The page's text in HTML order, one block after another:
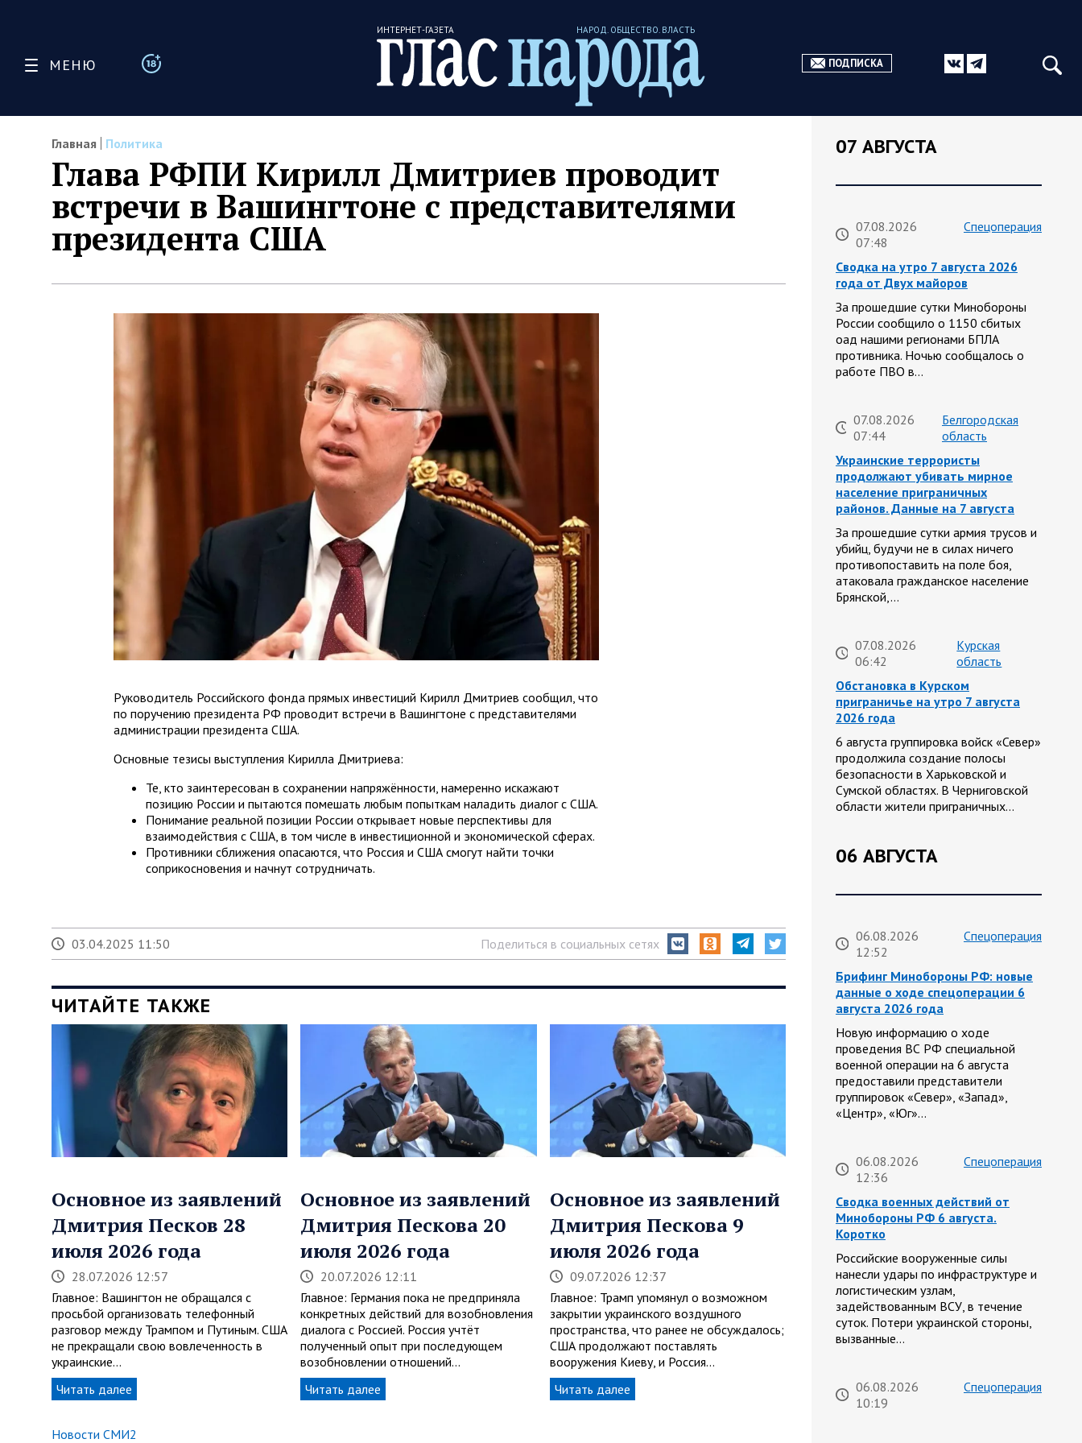
МЕНЮ
ИНТЕРНЕТ-ГАЗЕТА НАРОД. ОБЩЕСТВО. ВЛАСТЬ
ПОДПИСКА
Главная Политика
Глава РФПИ Кирилл Дмитриев проводит
встречи в Вашингтоне с представителями
президента США
Руководитель Российского фонда прямых инвестиций Кирилл Дмитриев сообщил, что
по поручению президента РФ проводит встречи в Вашингтоне с представителями
администрации президента США.
Основные тезисы выступления Кирилла Дмитриева:
Те, кто заинтересован в сохранении напряжённости, намеренно искажают
позицию России и пытаются помешать любым попыткам наладить диалог с США.
Понимание реальной позиции России открывает новые перспективы для
взаимодействия с США, в том числе в инвестиционной и экономической сферах.
Противники сближения опасаются, что Россия и США смогут найти точки
соприкосновения и начнут сотрудничать.
03.04.2025 11:50 Поделиться в социальных сетях
ЧИТАЙТЕ ТАКЖЕ
Основное из заявлений
Дмитрия Песков 28
июля 2026 года
28.07.2026 12:57
Главное: Вашингтон не обращался с
просьбой организовать телефонный
разговор между Трампом и Путиным. США
не прекращали свою вовлеченность в
украинские…
Читать далее
Основное из заявлений
Дмитрия Пескова 20
июля 2026 года
20.07.2026 12:11
Главное: Германия пока не предприняла
конкретных действий для возобновления
диалога с Россией. Россия учтёт
полученный опыт при последующем
возобновлении отношений…
Читать далее
Основное из заявлений
Дмитрия Пескова 9
июля 2026 года
09.07.2026 12:37
Главное: Трамп упомянул о возможном
закрытии украинского воздушного
пространства, что ранее не обсуждалось;
США продолжают поставлять
вооружения Киеву, и Россия…
Читать далее
Новости СМИ2
07 АВГУСТА
07.08.2026
07:48
Спецоперация
Сводка на утро 7 августа 2026
года от Двух майоров
За прошедшие сутки Минобороны
России сообщило о 1150 сбитых
оад нашими регионами БПЛА
противника. Ночью сообщалось о
работе ПВО в…
07.08.2026
07:44
Белгородская
область
Украинские террористы
продолжают убивать мирное
население приграничных
районов. Данные на 7 августа
За прошедшие сутки армия трусов и
убийц, будучи не в силах ничего
противопоставить на поле боя,
атаковала гражданское население
Брянской,…
07.08.2026
06:42
Курская
область
Обстановка в Курском
приграничье на утро 7 августа
2026 года
6 августа группировка войск «Север»
продолжила создание полосы
безопасности в Харьковской и
Сумской областях. В Черниговской
области жители приграничных…
06 АВГУСТА
06.08.2026
12:52
Спецоперация
Брифинг Минобороны РФ: новые
данные о ходе спецоперации 6
августа 2026 года
Новую информацию о ходе
проведения ВС РФ специальной
военной операции на 6 августа
предоставили представители
группировок «Север», «Запад»,
«Центр», «Юг»…
06.08.2026
12:36
Спецоперация
Сводка военных действий от
Минобороны РФ 6 августа.
Коротко
Российские вооруженные силы
нанесли удары по инфраструктуре и
логистическим узлам,
задействованным ВСУ, в течение
суток. Потери украинской стороны,
вызванные…
06.08.2026
10:19
Спецоперация